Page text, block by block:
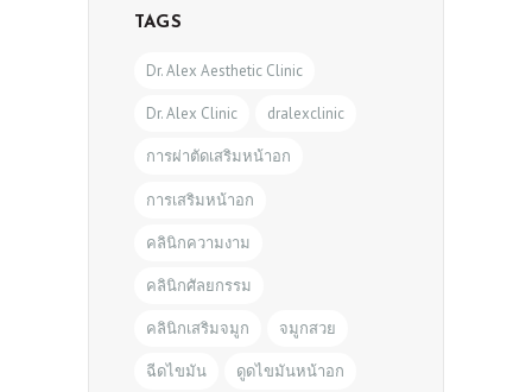
TAGS
Dr. Alex Aesthetic Clinic
Dr. Alex Clinic dralexclinic
การผ่าตัดเสริมหน้าอก
การเสริมหน้าอก
คลินิกความงาม
คลินิกศัลยกรรม
คลินิกเสริมจมูก จมูกสวย
ฉีดไขมัน ดูดไขมันหน้าอก